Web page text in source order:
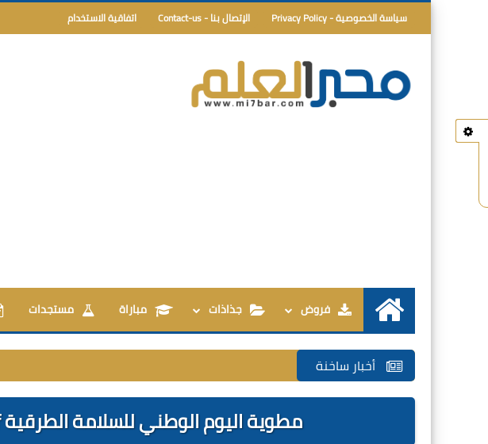
سياسة الخصوصية - Privacy Policy الإتصال بنا - Contact-us اتفاقية الاستخدام
الرئيسيةفروض جذاذات مباراة مستجدات
أخبار ساخنة
مطوية اليوم الوطني للسلامة الطرقية pdf جودة عالية